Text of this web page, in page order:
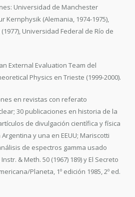
Universidad de Manchester
Kernphysik (Alemania, 1974-1975),
Universidad Federal de Río de
External Evaluation Team del
Physics en Trieste (1999-2000).
en revistas con referato
30 publicaciones en historia de la
de divulgación científica y física
y una en EEUU; Mariscotti
de espectros gamma usado
& Meth. 50 (1967) 189) y El Secreto
Planeta, 1º edición 1985, 2º ed.